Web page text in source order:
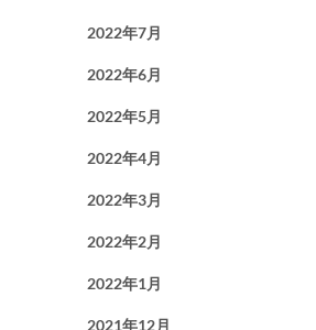
2022年7月
2022年6月
2022年5月
2022年4月
2022年3月
2022年2月
2022年1月
2021年12月